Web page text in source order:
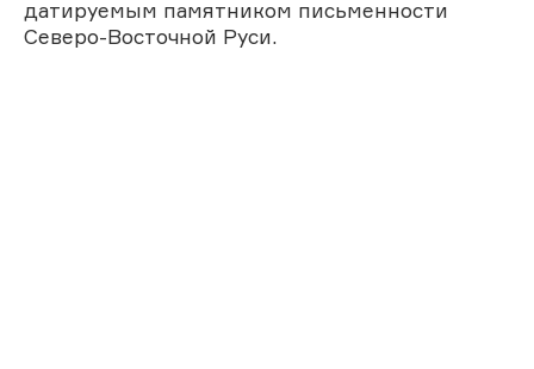
датируемым памятником письменности
Северо-Восточной Руси.